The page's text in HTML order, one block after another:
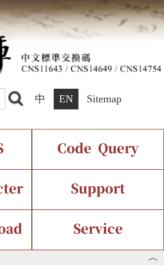
中 EN Sitemap
Current Status
Status
Code Query
Support
Service
︿